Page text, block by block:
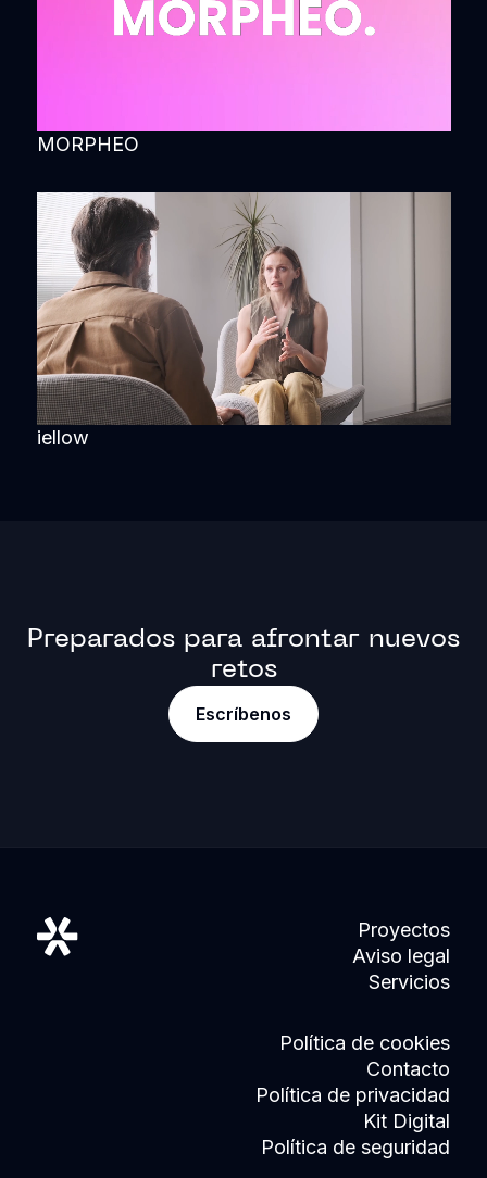
MORPHEO
iellow
Preparados para afrontar nuevos
retos
Escríbenos
Proyectos
Aviso legal
Servicios
Política de cookies
Contacto
Política de privacidad
Kit Digital
Política de seguridad